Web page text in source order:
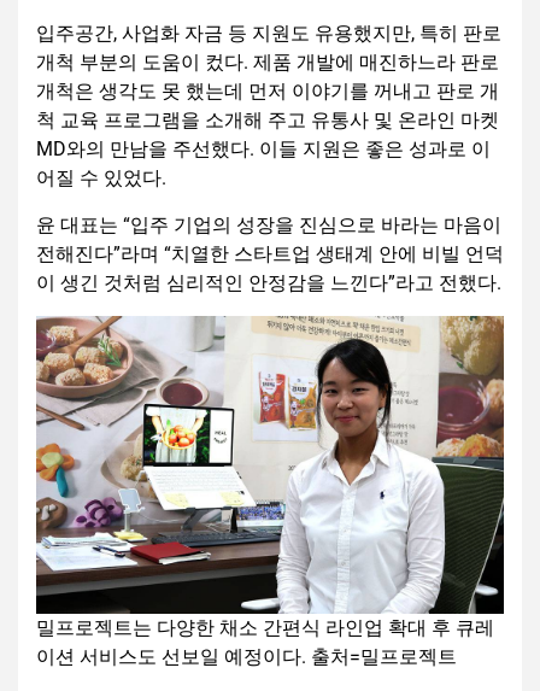
입주공간, 사업화 자금 등 지원도 유용했지만, 특히 판로
개척 부분의 도움이 컸다. 제품 개발에 매진하느라 판로
개척은 생각도 못 했는데 먼저 이야기를 꺼내고 판로 개
척 교육 프로그램을 소개해 주고 유통사 및 온라인 마켓
MD와의 만남을 주선했다. 이들 지원은 좋은 성과로 이
어질 수 있었다.
윤 대표는 “입주 기업의 성장을 진심으로 바라는 마음이
전해진다”라며 “치열한 스타트업 생태계 안에 비빌 언덕
이 생긴 것처럼 심리적인 안정감을 느낀다”라고 전했다.
밀프로젝트는 다양한 채소 간편식 라인업 확대 후 큐레
이션 서비스도 선보일 예정이다. 출처=밀프로젝트